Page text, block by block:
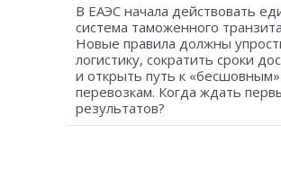
В ЕАЭС начала действовать
система таможенного
Новые правила должны
логистику, сократить сроки
и открыть путь к «бесшовным»
перевозкам. Когда ждать
результатов?